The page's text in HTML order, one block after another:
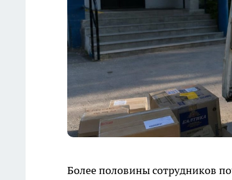
Более половины сотрудников